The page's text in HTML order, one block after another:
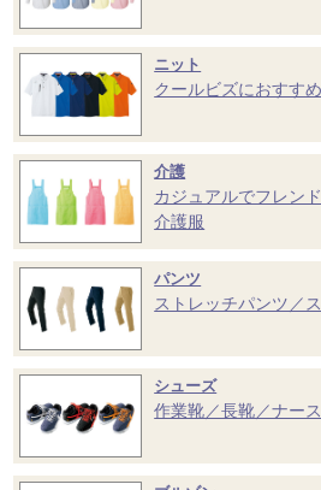
ニット
クールビズにおすす
介護
カジュアルでフレン
介護服
パンツ
ストレッチパンツ／
シューズ
作業靴／長靴／ナー